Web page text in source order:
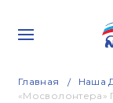
Главная Наша
«Мосволонтера»